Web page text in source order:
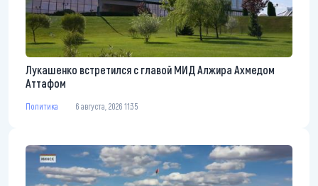
Лукашенко встретился с главой МИД Алжира Ахмедом
Аттафом
Политика 6 августа, 2026 11:35